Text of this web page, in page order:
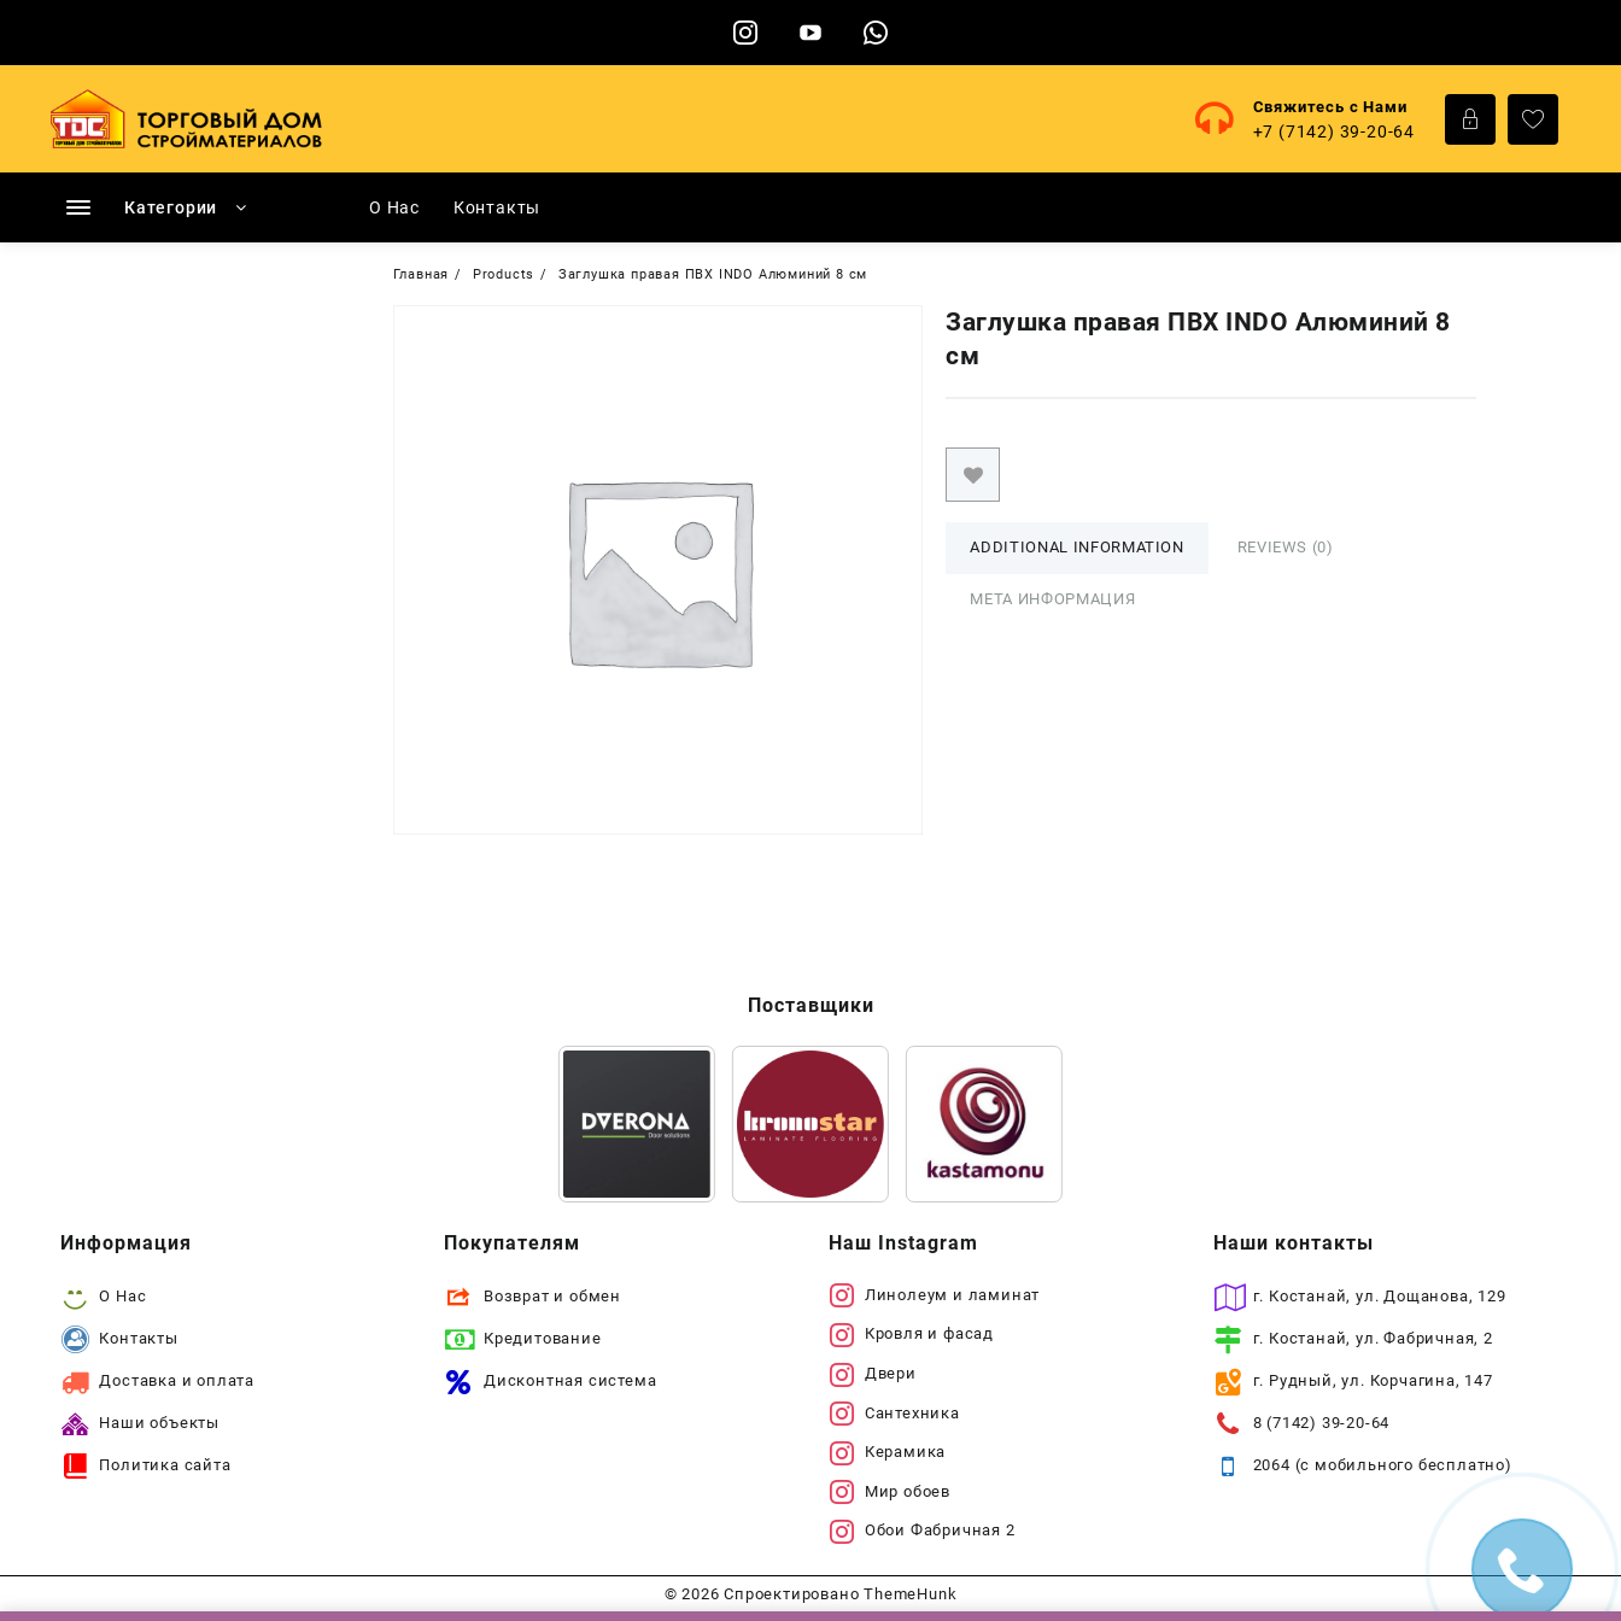
содержимому
Свяжитесь с Нами
+7 (7142) 39-20-64
Категории О Нас Контакты
Главная Products Заглушка правая ПВХ INDO Алюминий 8 см
Заглушка правая ПВХ INDO Алюминий 8
см
ADDITIONAL INFORMATION REVIEWS (0)
МЕТА ИНФОРМАЦИЯ
Поставщики
Информация
О Нас
Контакты
Доставка и оплата
Наши объекты
Политика сайта
Покупателям
Возврат и обмен
Кредитование
Дисконтная система
Наш Instagram
Линолеум и ламинат
Кровля и фасад
Двери
Сантехника
Керамика
Мир обоев
Обои Фабричная 2
Наши контакты
г. Костанай, ул. Дощанова, 129
г. Костанай, ул. Фабричная, 2
г. Рудный, ул. Корчагина, 147
8 (7142) 39-20-64
2064 (с мобильного бесплатно)
© 2026Спроектировано ThemeHunk